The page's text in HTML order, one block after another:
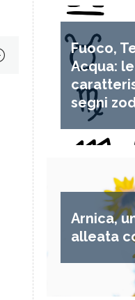
Fuoco,
Acqua: le
segni
Arnica,
alleata